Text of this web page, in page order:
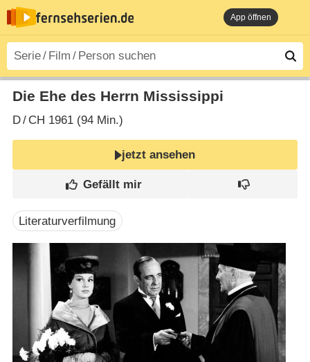
App öffnen
Die Ehe des Herrn Mississippi
D/ CH 1961 (94 Min.)
jetzt ansehen
Literaturverfilmung